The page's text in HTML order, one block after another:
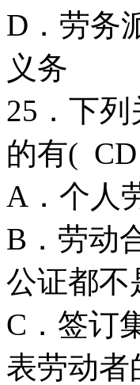
D．劳务
义务
25．下
的有(
A．个人
B．劳动
公证都不
C．签订
表劳动者